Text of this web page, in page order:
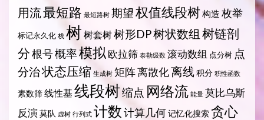
用流最短路 最短路树 期望权值线段树构造 枚举
标记永久化 栈 树 树套树树形DP树状数组 树链剖
分根号概率模拟 欧拉筛 泰勒级数 滚动数组 点分树 点
分治状态压缩 生成树 矩阵离散化离线 积分 积性函数
素数筛线性基 线段树缩点 网络流 能量 莫比乌斯
反演莫队 虚树 行列式 计数计算几何记忆化搜索贪心